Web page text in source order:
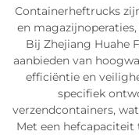
Containerheftrucks
en
Bij Zhejiang Huahe
aanbieden van
efficiëntie en
specifiek
verzendcontainers,
Met een hefcapaciteit